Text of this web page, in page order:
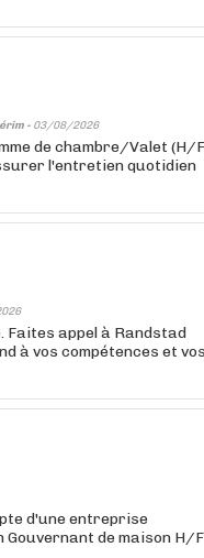
- 03/08/2026
de chambre/Valet (H/
l'entretien quotidien
Faites appel à Randstad
à vos compétences et vos
d'une entreprise
de maison H/